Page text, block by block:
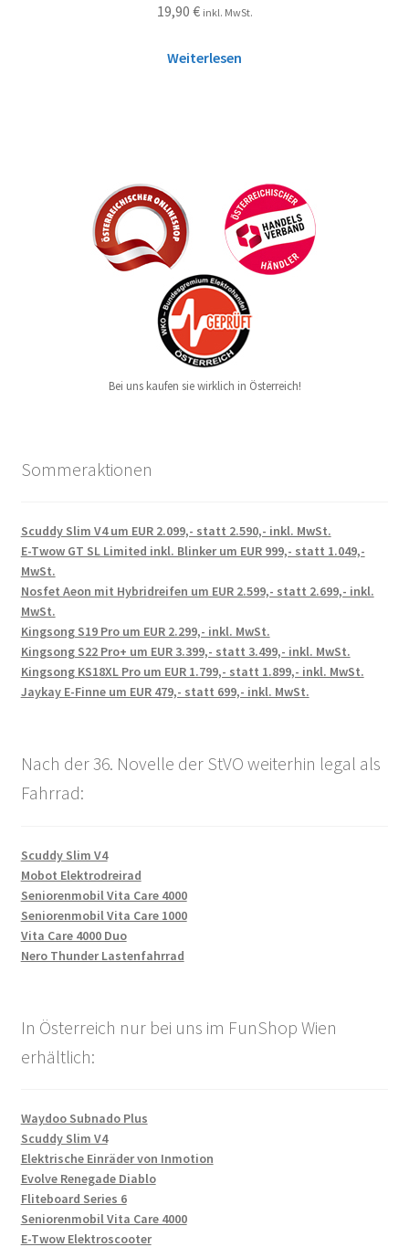
19,90 € inkl. MwSt.
Weiterlesen
Bei uns kaufen sie wirklich in Österreich!
Sommeraktionen
Scuddy Slim V4 um EUR 2.099,- statt 2.590,- inkl. MwSt.
E-Twow GT SL Limited inkl. Blinker um EUR 999,- statt 1.049,-
MwSt.
Nosfet Aeon mit Hybridreifen um EUR 2.599,- statt 2.699,- inkl.
MwSt.
Kingsong S19 Pro um EUR 2.299,- inkl. MwSt.
Kingsong S22 Pro+ um EUR 3.399,- statt 3.499,- inkl. MwSt.
Kingsong KS18XL Pro um EUR 1.799,- statt 1.899,- inkl. MwSt.
Jaykay E-Finne um EUR 479,- statt 699,- inkl. MwSt.
Nach der 36. Novelle der StVO weiterhin legal als
Fahrrad:
Scuddy Slim V4
Mobot Elektrodreirad
Seniorenmobil Vita Care 4000
Seniorenmobil Vita Care 1000
Vita Care 4000 Duo
Nero Thunder Lastenfahrrad
In Österreich nur bei uns im FunShop Wien
erhältlich:
Waydoo Subnado Plus
Scuddy Slim V4
Elektrische Einräder von Inmotion
Evolve Renegade Diablo
Fliteboard Series 6
Seniorenmobil Vita Care 4000
E-Twow Elektroscooter